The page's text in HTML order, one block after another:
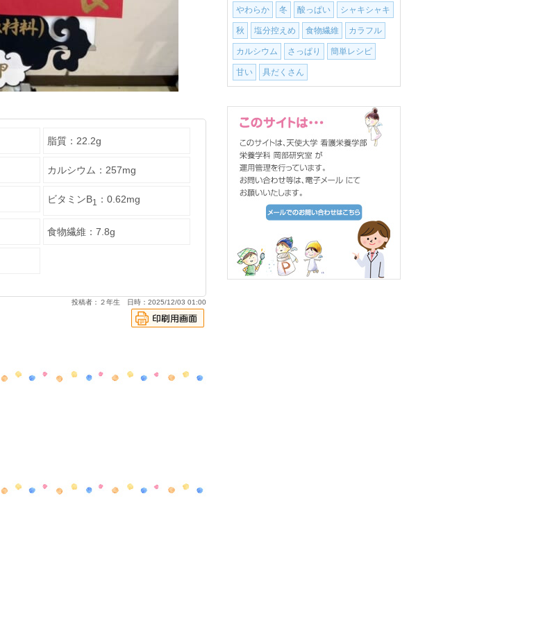
脂質：22.2g
カルシウム：257mg
ビタミンB1 ：0.62mg
食物繊維：7.8g
投稿者：２年生 日時：2025/12/03 01:00
やわらか 冬 酸っぱい シャキシャキ
秋 塩分控えめ 食物繊維 カラフル
カルシウム さっぱり 簡単レシピ
甘い 具だくさん